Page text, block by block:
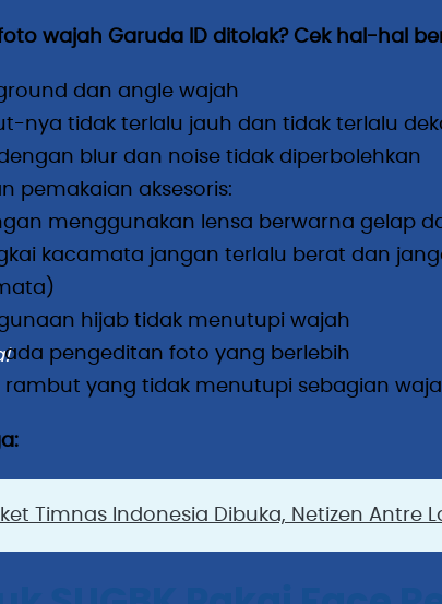
wajah Garuda ID ditolak? Cek hal-hal
dan angle wajah
nya tidak terlalu jauh dan tidak terlalu
blur dan noise tidak diperbolehkan
pemakaian aksesoris:
menggunakan lensa berwarna gelap
kacamata jangan terlalu berat dan
hijab tidak menutupi wajah
ada pengeditan foto yang berlebih
rambut yang tidak menutupi sebagian
Timnas Indonesia Dibuka, Netizen Antre